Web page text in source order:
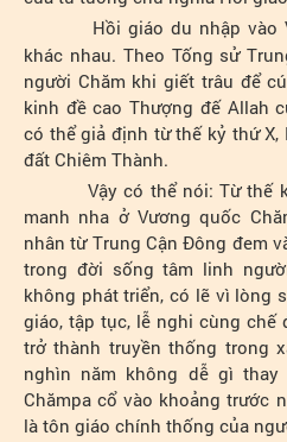
Hồi giáo du nhập vào
khác nhau. Theo Tống sử
người Chăm khi giết trâu để
kinh đề cao Thượng đế Allah
có thể giả định từ thế kỷ thứ
đất Chiêm Thành.
Vậy có thể nói: Từ thế
manh nha ở Vương quốc
nhân từ Trung Cận Đông đem
trong đời sống tâm linh
không phát triển, có lẽ vì lòng
giáo, tập tục, lễ nghi cùng chế
trở thành truyền thống trong
nghìn năm không dễ gì
Chămpa cổ vào khoảng trước
là tôn giáo chính thống của